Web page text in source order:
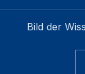
Bild der